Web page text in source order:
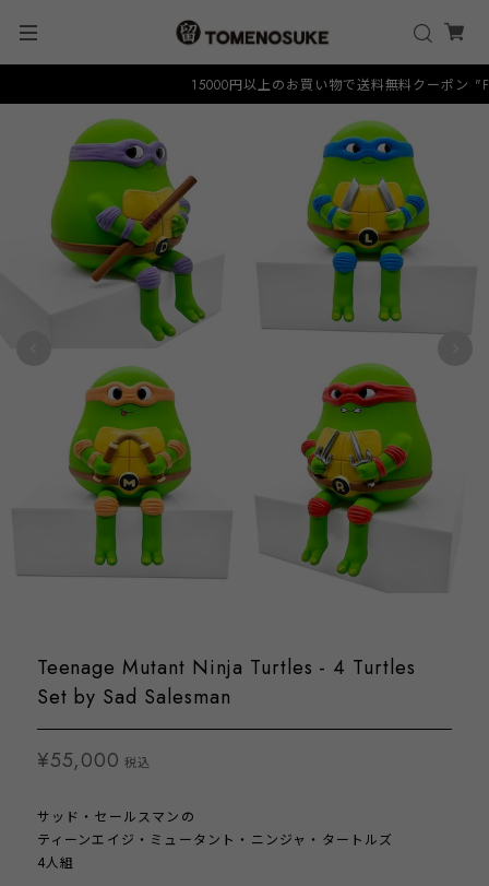
15000円以上のお買い物で送料無料クーポン
Teenage Mutant Ninja Turtles - 4 Turtles
Set by Sad Salesman
¥55,000 税込
サッド・セールスマンの
ティーンエイジ・ミュータント・ニンジャ・タートルズ
4人組